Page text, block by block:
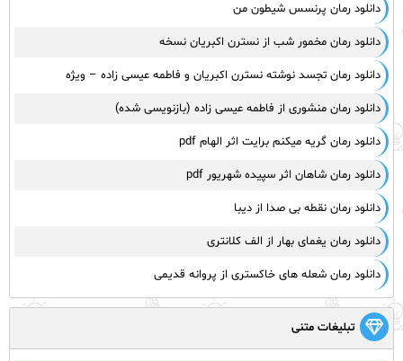
دانلود رمان پرنسس شیطون من
دانلود رمان مخمور شب از نسترن اکبریان نسخه
دانلود رمان تجسد نوشته نسترن اکبریان و فاطمه عیسی زاده – ویژه
دانلود رمان منشوری از فاطمه عیسی زاده (بازنویسی شده)
دانلود رمان گریه میکنم برایت اثر الهام pdf
دانلود رمان شاهان اثر سپیده شهریور pdf
دانلود رمان نقطه بی صدا از دیبا
دانلود رمان یغمای بهار از الف کلانتری
دانلود رمان شعله های خاکستری از پروانه قدیمی
تبلیغات متنی